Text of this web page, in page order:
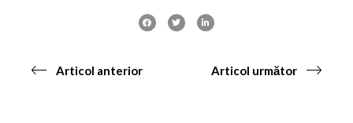
Articol anterior Articol următor